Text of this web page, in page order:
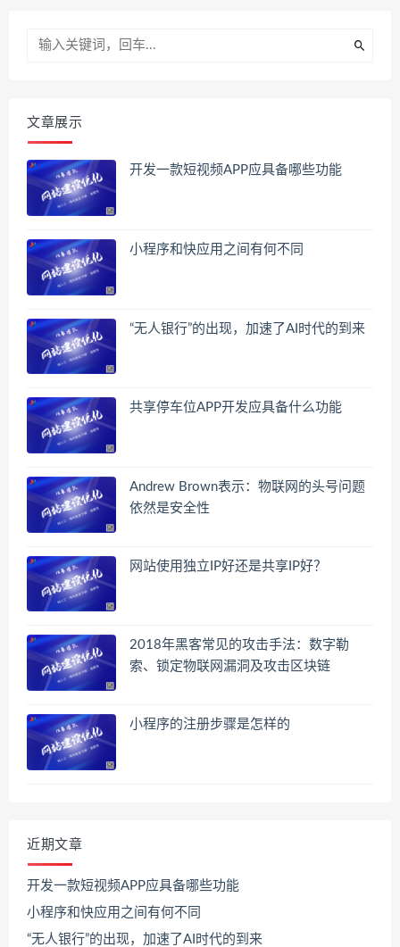
文章展示
开发一款短视频APP应具备哪些功能
小程序和快应用之间有何不同
“无人银行”的出现，加速了AI时代的到来
共享停车位APP开发应具备什么功能
Andrew Brown表示：物联网的头号问题
依然是安全性
网站使用独立IP好还是共享IP好？
2018年黑客常见的攻击手法：数字勒
索、锁定物联网漏洞及攻击区块链
小程序的注册步骤是怎样的
近期文章
开发一款短视频APP应具备哪些功能
小程序和快应用之间有何不同
“无人银行”的出现，加速了AI时代的到来